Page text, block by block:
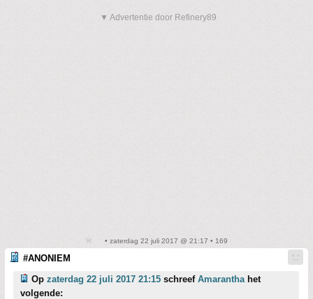
▼ Advertentie door Refinery89
• zaterdag 22 juli 2017 @ 21:17 • 169
#ANONIEM
Op zaterdag 22 juli 2017 21:15 schreef Amaranthahet
volgende: